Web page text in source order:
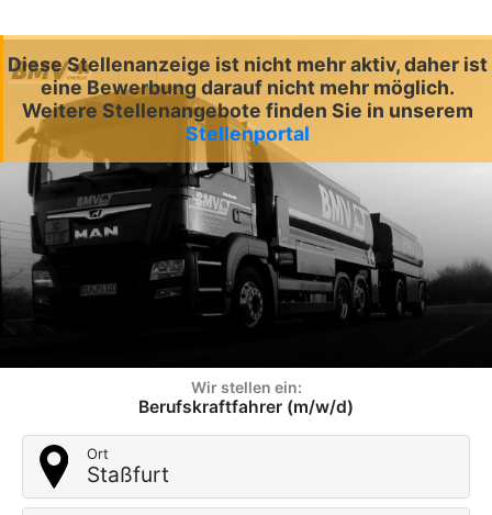
Diese Stellenanzeige ist nicht mehr aktiv, daher ist
eine Bewerbung darauf nicht mehr möglich.
Weitere Stellenangebote finden Sie in unserem
Stellenportal
Wir stellen ein:
Berufskraftfahrer (m/w/d)
Ort
Staßfurt